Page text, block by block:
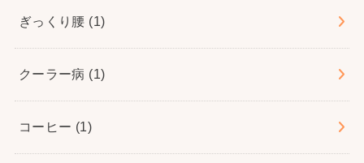
ぎっくり腰 (1)
クーラー病 (1)
コーヒー (1)